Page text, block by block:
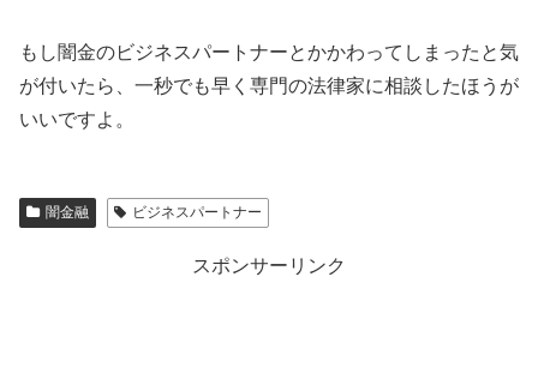
もし闇金のビジネスパートナーとかかわってしまったと気
が付いたら、一秒でも早く専門の法律家に相談したほうが
いいですよ。
闇金融 ビジネスパートナー
スポンサーリンク